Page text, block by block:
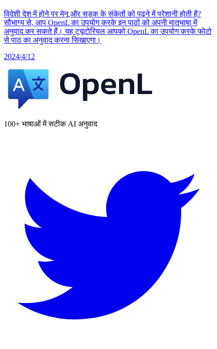
विदेशी देश में होने पर मेनू और सड़क के संकेतों को पढ़ने में परेशानी होती है?
सौभाग्य से, आप OpenL का उपयोग करके इन पाठों को अपनी मातृभाषा में
अनुवाद कर सकते हैं। यह ट्यूटोरियल आपको OpenL का उपयोग करके फोटो
से पाठ का अनुवाद करना सिखाएगा।
2024/4/12
100+ भाषाओं में सटीक AI अनुवाद